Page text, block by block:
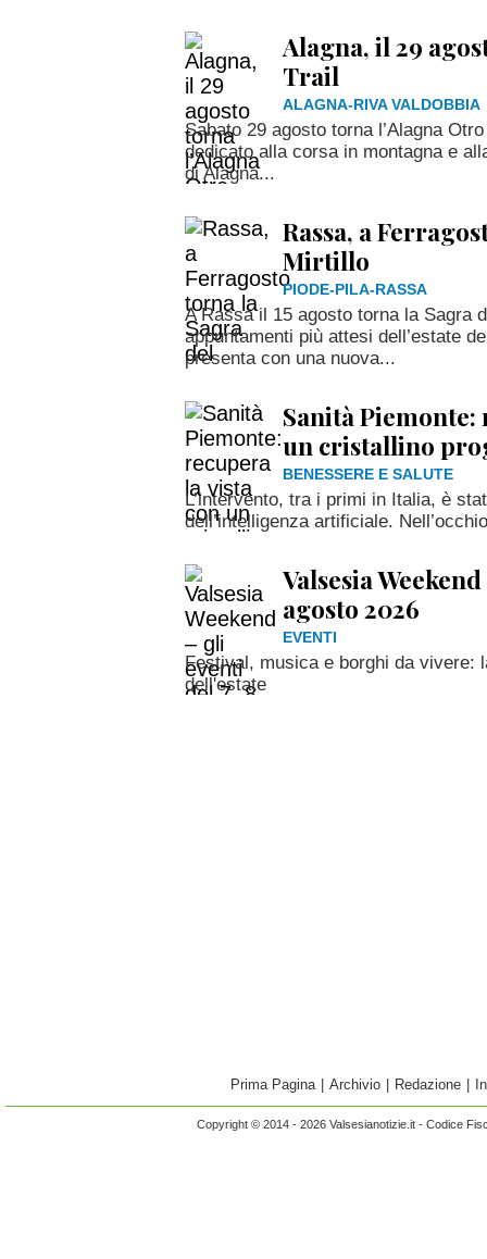
Alagna, il 29
Trail
ALAGNA-RIVA VALDOBBIA
Sabato 29 agosto torna l’Alagna
dedicato alla corsa in montagna e
di Alagna...
Rassa, a
Mirtillo
PIODE-PILA-RASSA
A Rassa il 15 agosto torna la Sagra
appuntamenti più attesi dell’estate
presenta con una nuova...
Sanità
un cristallino
BENESSERE E SALUTE
L’intervento, tra i primi in Italia, è
dell’intelligenza artificiale.
Valsesia
agosto 2026
EVENTI
Festival, musica e borghi da vivere:
dell'estate
Prima Pagina Archivio Redazione
Copyright © 2014 - 2026 Valsesianotizie.it - Codice